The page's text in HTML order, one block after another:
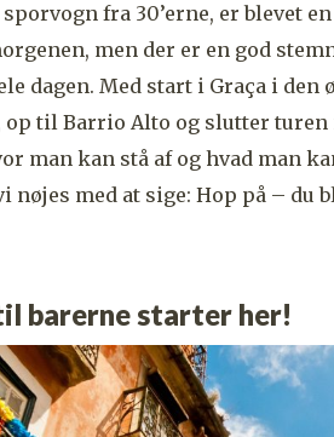
sporvogn fra 30’erne, er blevet
men der er en god
dagen. Med start i Graça i den
op til Barrio Alto og slutter
man kan stå af og hvad man
nøjes med at sige: Hop på – du
barerne starter her!